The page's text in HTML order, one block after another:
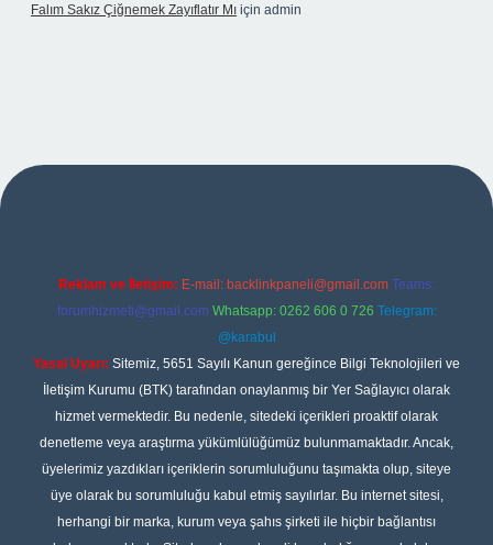
Falım Sakız Çiğnemek Zayıflatır Mı için admin
Reklam ve İletişim: E-mail: backlinkpaneli@gmail.com Teams:
forumhizmeti@gmail.com Whatsapp: 0262 606 0 726 Telegram:
@karabul
Yasal Uyarı: Sitemiz, 5651 Sayılı Kanun gereğince Bilgi Teknolojileri ve
İletişim Kurumu (BTK) tarafından onaylanmış bir Yer Sağlayıcı olarak
hizmet vermektedir. Bu nedenle, sitedeki içerikleri proaktif olarak
denetleme veya araştırma yükümlülüğümüz bulunmamaktadır. Ancak,
üyelerimiz yazdıkları içeriklerin sorumluluğunu taşımakta olup, siteye
üye olarak bu sorumluluğu kabul etmiş sayılırlar. Bu internet sitesi,
herhangi bir marka, kurum veya şahıs şirketi ile hiçbir bağlantısı